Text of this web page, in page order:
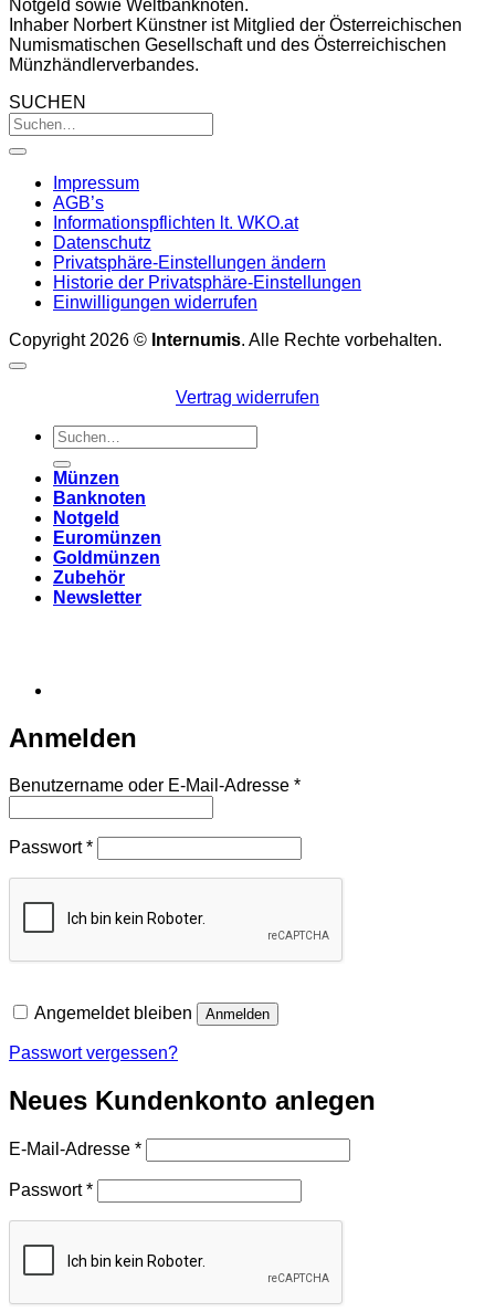
Notgeld sowie Weltbanknoten.
Inhaber Norbert Künstner ist Mitglied der Österreichischen
Numismatischen Gesellschaft und des Österreichischen
Münzhändlerverbandes.
SUCHEN
Impressum
AGB’s
Informationspflichten lt. WKO.at
Datenschutz
Privatsphäre-Einstellungen ändern
Historie der Privatsphäre-Einstellungen
Einwilligungen widerrufen
Copyright 2026 © Internumis. Alle Rechte vorbehalten.
Vertrag widerrufen
Suchen
nach:
Münzen
Banknoten
Notgeld
Euromünzen
Goldmünzen
Zubehör
Newsletter
Anmelden
Benutzername oder E-Mail-Adresse *Erforderlich
Passwort*Erforderlich
Angemeldet bleiben Anmelden
Passwort vergessen?
Neues Kundenkonto anlegen
E-Mail-Adresse *Erforderlich
Passwort*Erforderlich